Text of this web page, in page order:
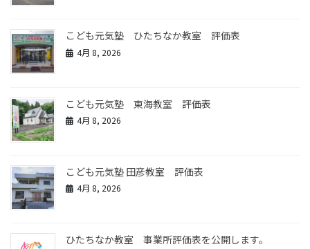
こども元気塾 ひたちなか教室 評価表
4月 8, 2026
こども元気塾 東海教室 評価表
4月 8, 2026
こども元気塾 田彦教室 評価表
4月 8, 2026
ひたちなか教室 事業所評価表を公開します。